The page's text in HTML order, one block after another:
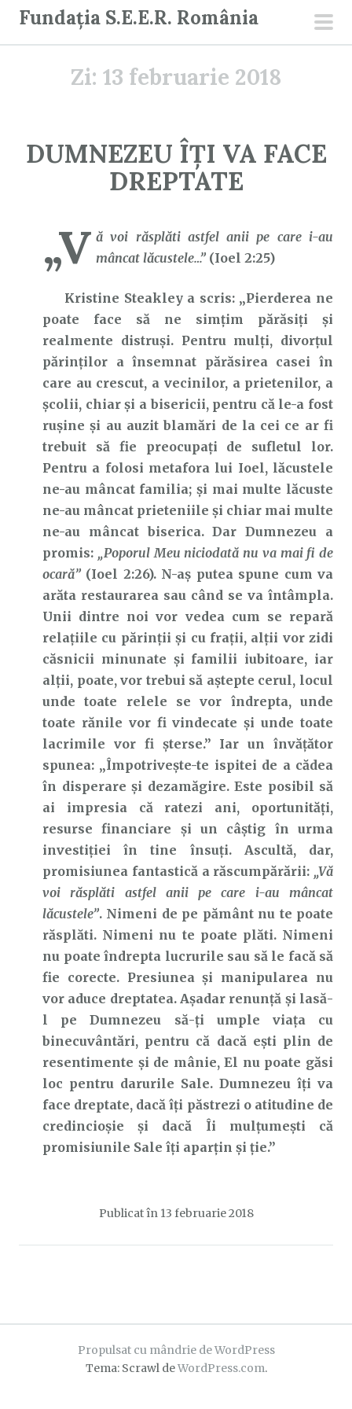
Fundația S.E.E.R. România
Zi: 13 februarie 2018
DUMNEZEU ÎȚI VA FACE
DREPTATE
„V ă voi răsplăti astfel anii pe care i-au
mâncat lăcustele…” (Ioel 2:25)
Kristine Steakley a scris: „Pierderea ne
poate face să ne simțim părăsiți și
realmente distruși. Pentru mulți, divorțul
părinților a însemnat părăsirea casei în
care au crescut, a vecinilor, a prietenilor, a
școlii, chiar și a bisericii, pentru că le-a fost
rușine și au auzit blamări de la cei ce ar fi
trebuit să fie preocupați de sufletul lor.
Pentru a folosi metafora lui Ioel, lăcustele
ne-au mâncat familia; și mai multe lăcuste
ne-au mâncat prieteniile și chiar mai multe
ne-au mâncat biserica. Dar Dumnezeu a
promis: „Poporul Meu niciodată nu va mai fi de
ocară” (Ioel 2:26). N-aș putea spune cum va
arăta restaurarea sau când se va întâmpla.
Unii dintre noi vor vedea cum se repară
relațiile cu părinții și cu frații, alții vor zidi
căsnicii minunate și familii iubitoare, iar
alții, poate, vor trebui să aștepte cerul, locul
unde toate relele se vor îndrepta, unde
toate rănile vor fi vindecate și unde toate
lacrimile vor fi șterse.” Iar un învățător
spunea: „Împotrivește-te ispitei de a cădea
în disperare și dezamăgire. Este posibil să
ai impresia că ratezi ani, oportunități,
resurse financiare și un câștig în urma
investiției în tine însuți. Ascultă, dar,
promisiunea fantastică a răscumpărării: „Vă
voi răsplăti astfel anii pe care i-au mâncat
lăcustele”. Nimeni de pe pământ nu te poate
răsplăti. Nimeni nu te poate plăti. Nimeni
nu poate îndrepta lucrurile sau să le facă să
fie corecte. Presiunea și manipularea nu
vor aduce dreptatea. Așadar renunță și lasă-
l pe Dumnezeu să-ți umple viața cu
binecuvântări, pentru că dacă ești plin de
resentimente și de mânie, El nu poate găsi
loc pentru darurile Sale. Dumnezeu îți va
face dreptate, dacă îți păstrezi o atitudine de
credincioșie și dacă Îi mulțumești că
promisiunile Sale îți aparțin și ție.”
Publicat în 13 februarie 2018
Propulsat cu mândrie de WordPress
Tema: Scrawl deWordPress.com.